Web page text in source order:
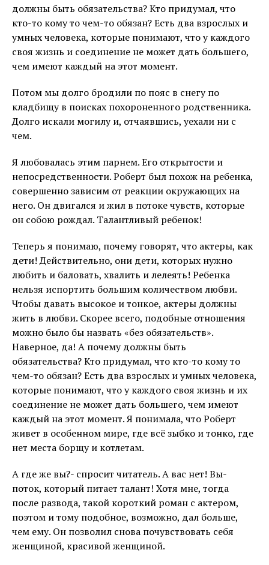
должны быть обязательства? Кто придумал, что
кто-то кому то чем-то обязан? Есть два взрослых и
умных человека, которые понимают, что у каждого
своя жизнь и соединение не может дать большего,
чем имеют каждый на этот момент.
Потом мы долго бродили по пояс в снегу по
кладбищу в поисках похороненного родственника.
Долго искали могилу и, отчаявшись, уехали ни с
чем.
Я любовалась этим парнем. Его открытости и
непосредственности. Роберт был похож на ребенка,
совершенно зависим от реакции окружающих на
него. Он двигался и жил в потоке чувств, которые
он собою рождал. Талантливый ребенок!
Теперь я понимаю, почему говорят, что актеры, как
дети! Действительно, они дети, которых нужно
любить и баловать, хвалить и лелеять! Ребенка
нельзя испортить большим количеством любви.
Чтобы давать высокое и тонкое, актеры должны
жить в любви. Скорее всего, подобные отношения
можно было бы назвать «без обязательств».
Наверное, да! А почему должны быть
обязательства? Кто придумал, что кто-то кому то
чем-то обязан? Есть два взрослых и умных человека,
которые понимают, что у каждого своя жизнь и их
соединение не может дать большего, чем имеют
каждый на этот момент. Я понимала, что Роберт
живет в особенном мире, где всё зыбко и тонко, где
нет места борщу и котлетам.
А где же вы?- спросит читатель. А вас нет! Вы-
поток, который питает талант! Хотя мне, тогда
после развода, такой короткий роман с актером,
поэтом и тому подобное, возможно, дал больше,
чем ему. Он позволил снова почувствовать себя
женщиной, красивой женщиной.